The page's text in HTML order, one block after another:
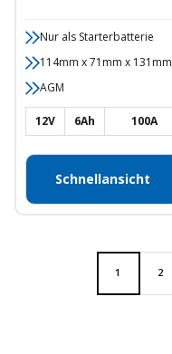
Nur als Starterbatterie
114mm x 71mm x 131mm
AGM
12V 6Ah 100A
Schnellansicht
1 2